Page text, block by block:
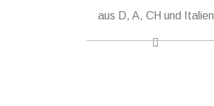
aus D, A, CH und Italien